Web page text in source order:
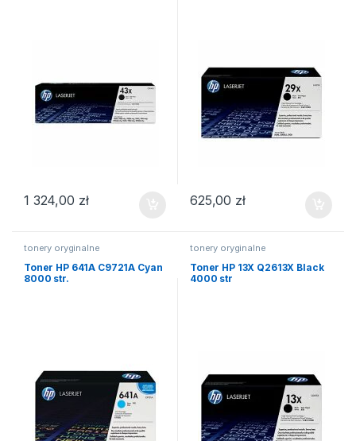
1 324,00 zł 625,00 zł
tonery oryginalne
Toner HP 641A C9721A Cyan
8000 str.
tonery oryginalne
Toner HP 13X Q2613X Black
4000 str